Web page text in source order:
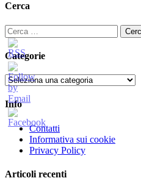
Cerca
Ricerca
per:
Categorie
Categorie
Info
Contatti
Informativa sui cookie
Privacy Policy
Articoli recenti